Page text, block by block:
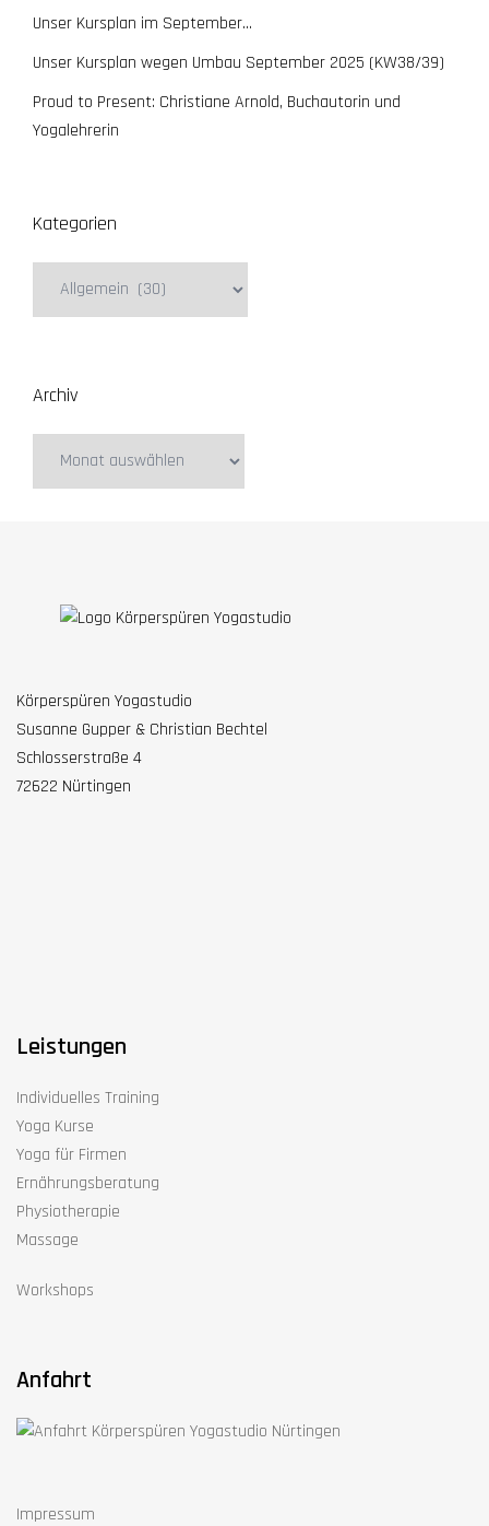
Unser Kursplan im September…
Unser Kursplan wegen Umbau September 2025 (KW38/39)
Proud to Present: Christiane Arnold, Buchautorin und
Yogalehrerin
Kategorien
Archiv
Körperspüren Yogastudio
Susanne Gupper & Christian Bechtel
Schlosserstraße 4
72622 Nürtingen
Leistungen
Individuelles Training
Yoga Kurse
Yoga für Firmen
Ernährungsberatung
Physiotherapie
Massage
Workshops
Anfahrt
Impressum